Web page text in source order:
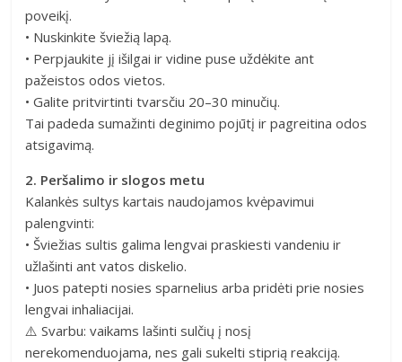
poveikį.
• Nuskinkite šviežią lapą.
• Perpjaukite jį išilgai ir vidine puse uždėkite ant
pažeistos odos vietos.
• Galite pritvirtinti tvarsčiu 20–30 minučių.
Tai padeda sumažinti deginimo pojūtį ir pagreitina odos
atsigavimą.
2. Peršalimo ir slogos metu
Kalankės sultys kartais naudojamos kvėpavimui
palengvinti:
• Šviežias sultis galima lengvai praskiesti vandeniu ir
užlašinti ant vatos diskelio.
• Juos patepti nosies sparnelius arba pridėti prie nosies
lengvai inhaliacijai.
⚠️ Svarbu: vaikams lašinti sulčių į nosį
nerekomenduojama, nes gali sukelti stiprią reakciją.